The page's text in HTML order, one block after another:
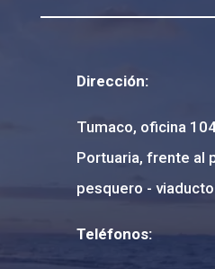
Dirección:
Tumaco, oficina
Portuaria, frente al
pesquero -
Teléfonos: